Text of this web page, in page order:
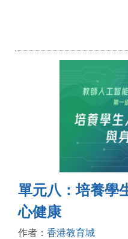
單元八：培養學
心健康
作者： 香港教育城